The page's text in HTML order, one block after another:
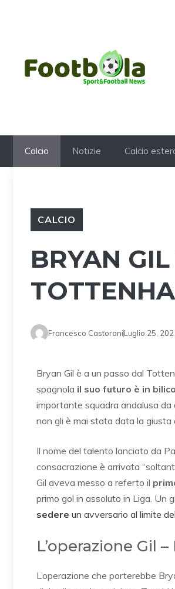
Calcio Notizie Calcio
CALCIO
BRYAN
Francesco CastoraniLuglio 25,
Bryan Gil è a un passo dal
spagnola il suo futuro è in bilico
importante squadra andalusa da
non gli è mai stata data la giusta
Il nome del talento lanciato da
consacrazione è arrivata
Gil aveva messo a referto il
primo gol in assoluto in Liga. Un
sedere un avversario al limite
L’operazione Gil
L’operazione che porterebbe